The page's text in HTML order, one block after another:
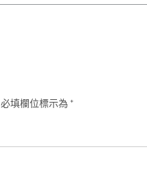
必填欄位標示為 *